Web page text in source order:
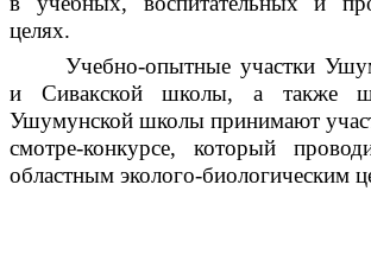
целях.
Учебно-опытные участки
и Сивакской школы, а также
Ушумунской школы принимают
смотре-конкурсе, который
областным эколого-биологическим